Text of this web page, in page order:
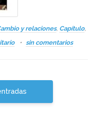
y relaciones, Capítulo,
sin comentarios